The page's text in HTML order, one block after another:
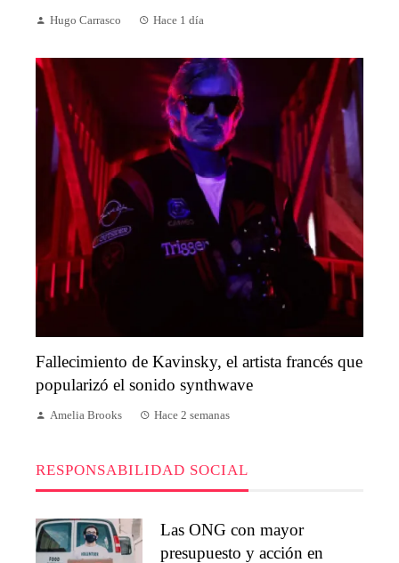
Hugo Carrasco Hace 1 día
Fallecimiento de Kavinsky, el artista francés que
popularizó el sonido synthwave
Amelia Brooks Hace 2 semanas
RESPONSABILIDAD SOCIAL
Las ONG con mayor
presupuesto y acción en